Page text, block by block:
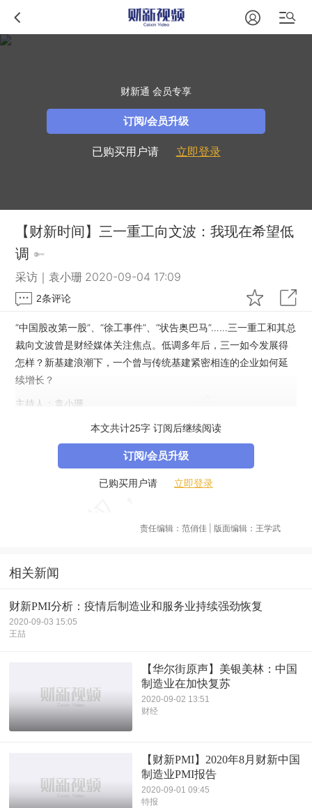
财新通 会员专享
订阅/会员升级
已购买用户请 立即登录
【财新时间】三一重工向文波：我现在希望低
调
采访｜袁小珊 2020-09-04 17:09
2条评论
“中国股改第一股”、“徐工事件”、“状告奥巴马”……三一重工和其总
裁向文波曾是财经媒体关注焦点。低调多年后，三一如今发展得
怎样？新基建浪潮下，一个曾与传统基建紧密相连的企业如何延
续增长？
主持人：袁小珊
本文共计25字 订阅后继续阅读
订阅/会员升级
已购买用户请 立即登录
责任编辑：范俏佳 | 版面编辑：王学武
相关新闻
财新PMI分析：疫情后制造业和服务业持续强劲恢复
2020-09-03 15:05
王喆
【华尔街原声】美银美林：中国
制造业在加快复苏
2020-09-02 13:51
财经
【财新PMI】2020年8月财新中国
制造业PMI报告
2020-09-01 09:45
特报